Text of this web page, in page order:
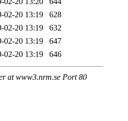
02-20 13:19
628
02-20 13:19
632
02-20 13:19
647
02-20 13:19 646
at www3.nrm.se Port 80